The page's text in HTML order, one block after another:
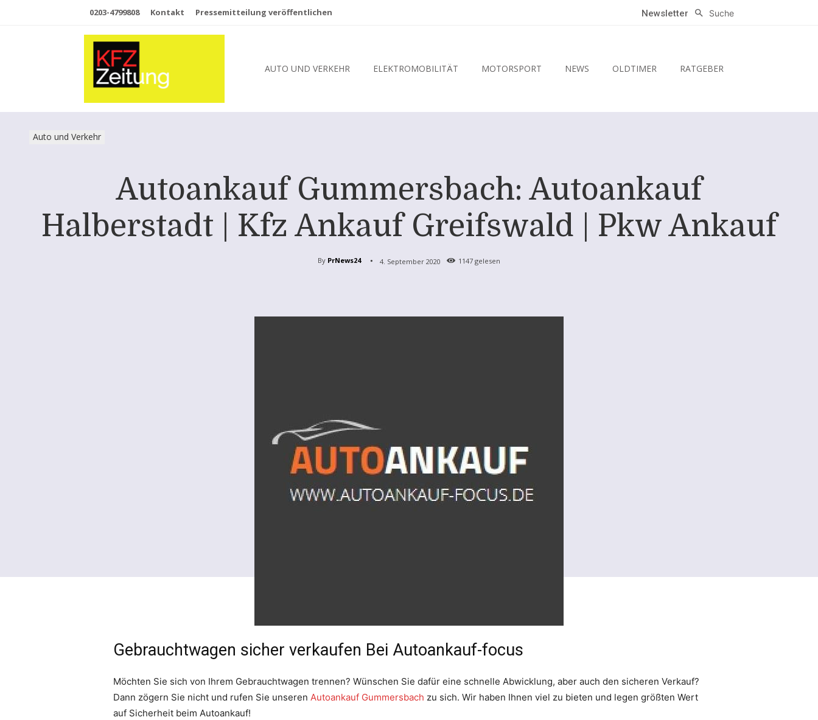
0203-4799808 Kontakt Pressemitteilung veröffentlichen Newsletter Suche
AUTO UND VERKEHR ELEKTROMOBILITÄT MOTORSPORT NEWS OLDTIMER RATGEBER
Auto und Verkehr
Autoankauf Gummersbach: Autoankauf
Halberstadt | Kfz Ankauf Greifswald | Pkw Ankauf
By PrNews24 4. September 2020 1147 gelesen
Gebrauchtwagen sicher verkaufen Bei Autoankauf-focus
Möchten Sie sich von Ihrem Gebrauchtwagen trennen? Wünschen Sie dafür eine schnelle Abwicklung, aber auch den sicheren Verkauf?
Dann zögern Sie nicht und rufen Sie unseren Autoankauf Gummersbach zu sich. Wir haben Ihnen viel zu bieten und legen größten Wert
auf Sicherheit beim Autoankauf!